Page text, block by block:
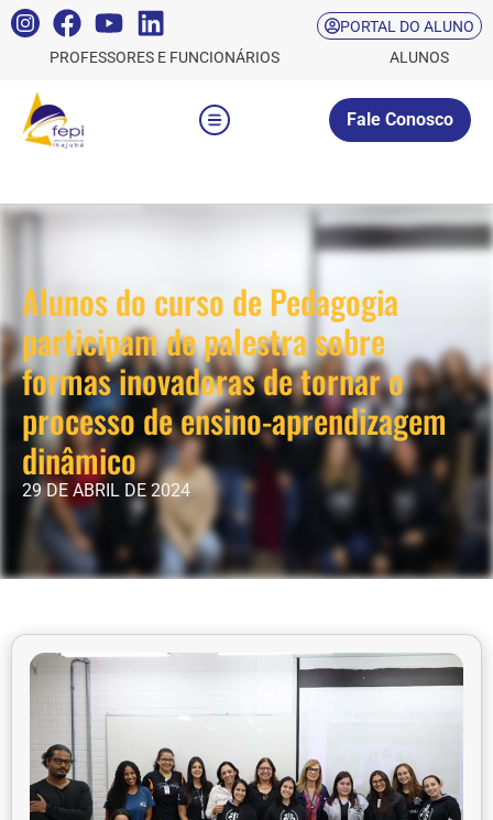
PORTAL DO ALUNO
PROFESSORES E FUNCIONÁRIOS
ALUNOS
Fale Conosco
Alunos do curso de Pedagogia
participam de palestra sobre
formas inovadoras de tornar o
processo de ensino-aprendizagem
dinâmico
29 DE ABRIL DE 2024